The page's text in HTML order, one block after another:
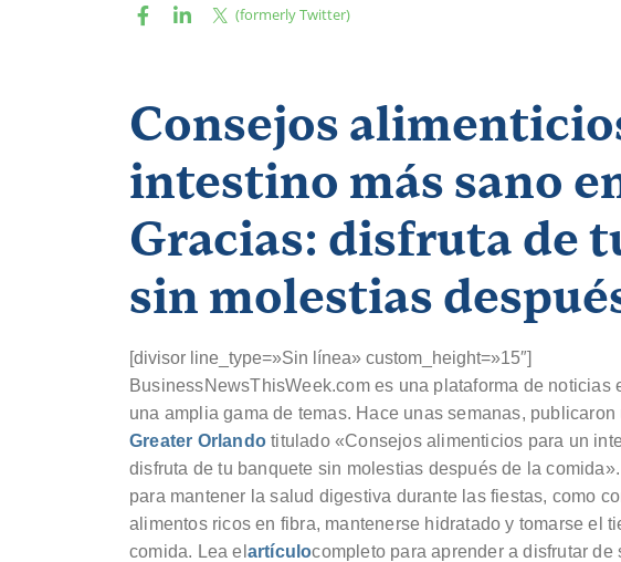
Consejos
intestino más sano
Gracias: disfruta de
sin molestias
[divisor line_type=»Sin línea» custom_height=»15″]
BusinessNewsThisWeek.com es una plataforma de noticias
una amplia gama de temas. Hace unas semanas,
Greater Orlando titulado «Consejos alimenticios para un
disfruta de tu banquete sin molestias después de la
para mantener la salud digestiva durante las fiestas, como
alimentos ricos en fibra, mantenerse hidratado y tomarse el
comida. Lea el artículocompleto para aprender a disfrutar